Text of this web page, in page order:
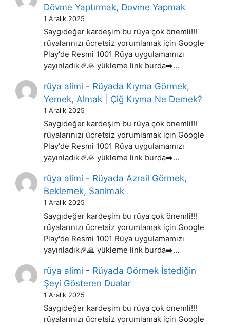
Dövme Yaptırmak, Dovme Yapmak
1 Aralık 2025
Saygıdeğer kardeşim bu rüya çok önemli!!!
rüyalarınızı ücretsiz yorumlamak için Google
Play'de Resmi 1001 Rüya uygulamamızı
yayınladık🎉🙏 yükleme link burda➡️…
rüya alimi - Rüyada Kıyma Görmek,
Yemek, Almak | Çiğ Kıyma Ne Demek?
1 Aralık 2025
Saygıdeğer kardeşim bu rüya çok önemli!!!
rüyalarınızı ücretsiz yorumlamak için Google
Play'de Resmi 1001 Rüya uygulamamızı
yayınladık🎉🙏 yükleme link burda➡️…
rüya alimi - Rüyada Azrail Görmek,
Beklemek, Sarılmak
1 Aralık 2025
Saygıdeğer kardeşim bu rüya çok önemli!!!
rüyalarınızı ücretsiz yorumlamak için Google
Play'de Resmi 1001 Rüya uygulamamızı
yayınladık🎉🙏 yükleme link burda➡️…
rüya alimi - Rüyada Görmek İstediğin
Şeyi Gösteren Dualar
1 Aralık 2025
Saygıdeğer kardeşim bu rüya çok önemli!!!
rüyalarınızı ücretsiz yorumlamak için Google